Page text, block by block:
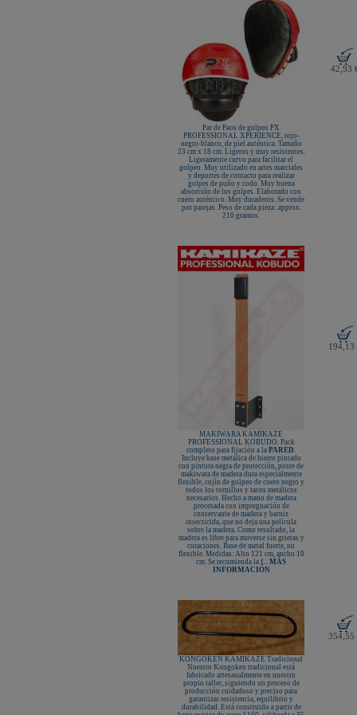
42,93
Par de Paos de golpeo PX
PROFESSIONAL XPERIENCE, rojo-
negro-blanco, de piel auténtica. Tamaño
23 cm x 18 cm. Ligeros y muy resistentes.
Ligeramente curvo para facilitar el
golpeo. Muy utilizado en artes marciales
y deportes de contacto para realizar
golpes de puño y codo. Muy buena
absorción de los golpes. Elaborado con
cuero auténtico. Muy duraderos. Se vende
por parejas. Peso de cada pieza: approx.
210 gramos.
194,13
MAKIWARA KAMIKAZE
PROFESSIONAL KOBUDO. Pack
completo para fijación a la PARED.
Incluye base metálica de hierro pintado
con pintura negra de protección, poste de
makiwara de madera dura especialmente
flexible, cojín de golpeo de cuero negro y
todos los tornillos y tacos metálicos
necesarios. Hecho a mano de madera
procesada con impregnación de
conservante de madera y barniz
insecticida, que no deja una película
sobre la madera. Como resultado, la
madera es libre para moverse sin grietas y
curaciones. Base de metal fuerte, no
flexible. Medidas: Alto 121 cm, ancho 10
cm. Se recomienda la f... MÁS
INFORMACIÓN
354,55
KONGOKEN KAMIKAZE Tradicional
Nuestro Kongoken tradicional está
fabricado artesanalmente en nuestro
propio taller, siguiendo un proceso de
producción cuidadoso y preciso para
garantizar resistencia, equilibrio y
durabilidad. Está construido a partir de